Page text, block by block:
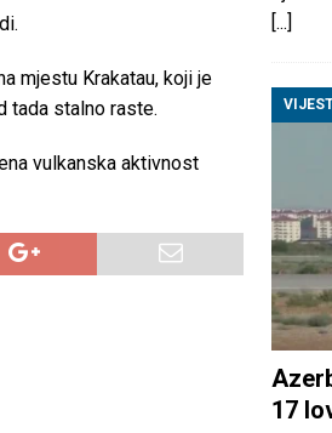
mjestu Krakatau, koji je
tada stalno raste.
vulkanska aktivnost
[...]
17